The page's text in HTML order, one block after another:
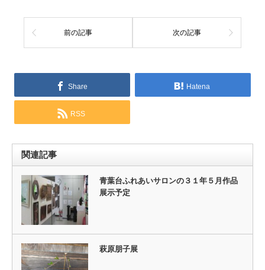
前の記事 次の記事
Share Hatena
RSS
関連記事
青葉台ふれあいサロンの３１年５月作品
展示予定
萩原朋子展